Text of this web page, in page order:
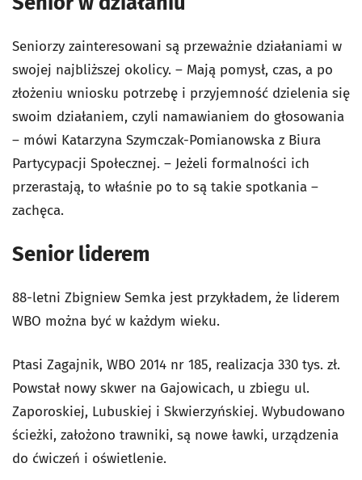
Seniorzy zainteresowani są przeważnie działaniami w
swojej najbliższej okolicy. – Mają pomysł, czas, a po
złożeniu wniosku potrzebę i przyjemność dzielenia się
swoim działaniem, czyli namawianiem do głosowania
– mówi Katarzyna Szymczak-Pomianowska z Biura
Partycypacji Społecznej. – Jeżeli formalności ich
przerastają, to właśnie po to są takie spotkania –
zachęca.
Senior liderem
88-letni Zbigniew Semka jest przykładem, że liderem
WBO można być w każdym wieku.
Ptasi Zagajnik, WBO 2014 nr 185, realizacja 330 tys. zł.
Powstał nowy skwer na Gajowicach, u zbiegu ul.
Zaporoskiej, Lubuskiej i Skwierzyńskiej. Wybudowano
ścieżki, założono trawniki, są nowe ławki, urządzenia
do ćwiczeń i oświetlenie.